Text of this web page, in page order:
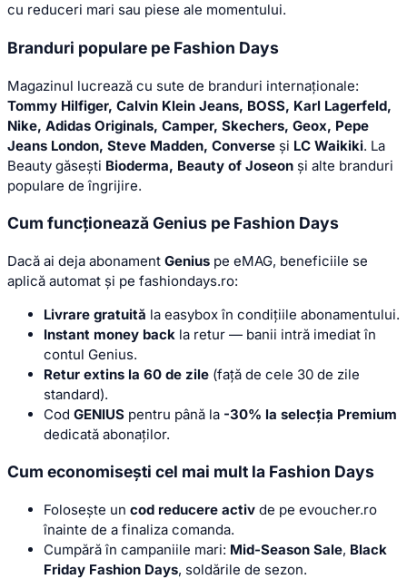
cu reduceri mari sau piese ale momentului.
Branduri populare pe Fashion Days
Magazinul lucrează cu sute de branduri internaționale:
Tommy Hilfiger, Calvin Klein Jeans, BOSS, Karl Lagerfeld,
Nike, Adidas Originals, Camper, Skechers, Geox, Pepe
Jeans London, Steve Madden, Converse și LC Waikiki. La
Beauty găsești Bioderma, Beauty of Joseon și alte branduri
populare de îngrijire.
Cum funcționează Genius pe Fashion Days
Dacă ai deja abonament Genius pe eMAG, beneficiile se
aplică automat și pe fashiondays.ro:
Livrare gratuită la easybox în condițiile abonamentului.
Instant money back la retur — banii intră imediat în
contul Genius.
Retur extins la 60 de zile (față de cele 30 de zile
standard).
Cod GENIUS pentru până la -30% la selecția Premium
dedicată abonaților.
Cum economisești cel mai mult la Fashion Days
Folosește un cod reducere activ de pe evoucher.ro
înainte de a finaliza comanda.
Cumpără în campaniile mari: Mid-Season Sale, Black
Friday Fashion Days, soldările de sezon.